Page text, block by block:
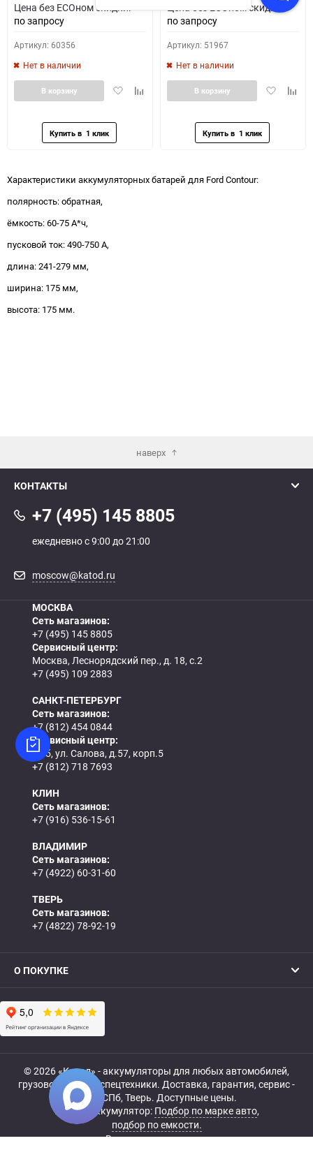
Цена без ECOном скидки:
по запросу
Артикул: 60356
Нет в наличии
ДобавитьДобавить
В корзину
Цена без ECOном скидки:
по запросу
Артикул: 51967
Нет в наличии
Добавить
В корзину
Характеристики аккумуляторных батарей для Ford Contour:
полярность: обратная,
ёмкость: 60-75 А*ч,
пусковой ток: 490-750 А,
длина: 241-279 мм,
ширина: 175 мм,
высота: 175 мм.
наверх
КОНТАКТЫ
+7 (495) 145 8805
ежедневно с 9:00 до 21:00
moscow@katod.ru
МОСКВА
Сеть магазинов:
+7 (495) 145 8805
Сервисный центр:
Москва, Леснорядский пер., д. 18, с.2
+7 (495) 109 2883
САНКТ-ПЕТЕРБУРГ
Сеть магазинов:
+7 (812) 454 0844
Сервисный центр:
СПб, ул. Салова, д.57, корп.5
+7 (812) 718 7693
КЛИН
Сеть магазинов:
+7 (916) 536-15-61
ВЛАДИМИР
Сеть магазинов:
+7 (4922) 60-31-60
ТВЕРЬ
Сеть магазинов:
+7 (4822) 78-92-19
О ПОКУПКЕ
© 2026 «Катод» - аккумуляторы для любых автомобилей,
грузовой, мото- и спецтехники. Доставка, гарантия, сервис -
МСК, СПб, Тверь. Доступные цены.
Купить аккумулятор: Подбор по марке авто,
подбор по емкости.
Все права защищены.